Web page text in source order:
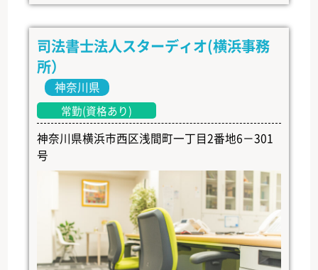
司法書士法人スターディオ(横浜事務
所）
神奈川県
常勤(資格あり)
神奈川県横浜市西区浅間町一丁目2番地6－301
号